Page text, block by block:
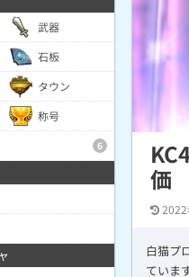
価
2022
白猫プ
ていま
武器
石板
タウン
称号
6